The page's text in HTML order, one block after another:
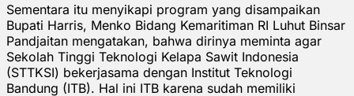
Sementara itu menyikapi program yang disampaikan
Bupati Harris, Menko Bidang Kemaritiman RI Luhut Binsar
Pandjaitan mengatakan, bahwa dirinya meminta agar
Sekolah Tinggi Teknologi Kelapa Sawit Indonesia
(STTKSI) bekerjasama dengan Institut Teknologi
Bandung (ITB). Hal ini ITB karena sudah memiliki